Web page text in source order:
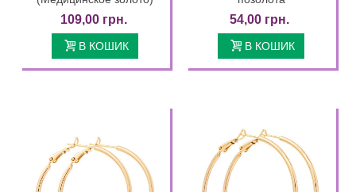
109,00 грн.
В КОШИК
54,00 грн.
В КОШИК